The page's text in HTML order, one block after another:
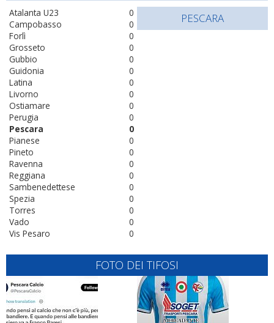
0
Atalanta U23
0
Campobasso
0
Forlì
0
Grosseto
0
Gubbio
0
Guidonia
0
Latina
0
Livorno
0
Ostiamare
0
Perugia
0
Pescara
0
Pianese
0
Pineto
0
Ravenna
0
Reggiana
0
Sambenedettese
0
Spezia
0
Torres
0
Vado
0
Vis Pesaro
PESCARA
FOTO DEI TIFOSI